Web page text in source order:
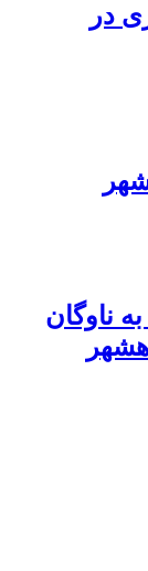
متری در
ناوگان